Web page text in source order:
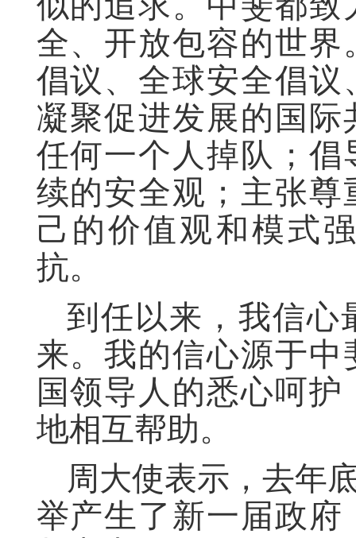
全、开放包容的世
倡议、全球安全倡议
凝聚促进发展的国
任何一个人掉队；
续的安全观； 主张尊
己的价值观和模式
抗。
到任以来，我信心
来。我的信心源于中
国领导人的悉心呵护
地相互帮助。
周大使表示，去年
举产生了新一届政